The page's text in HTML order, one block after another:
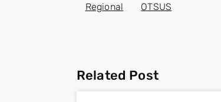
Regional OTSUS
Related Post